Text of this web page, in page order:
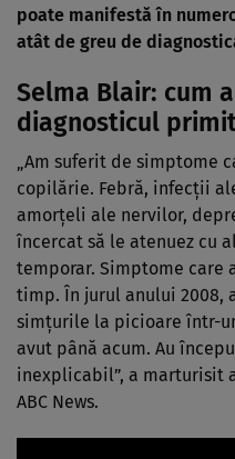
poate manifestă în
atât de greu de
Selma Blair: cum
diagnosticul
„Am suferit de simptome
copilărie. Febră, infecții
amorțeli ale nervilor,
încercat să le atenuez cu
temporar. Simptome care
timp. În jurul anului 2008,
simțurile la picioare într-
avut până acum. Au
inexplicabil”, a marturisit
ABC News.